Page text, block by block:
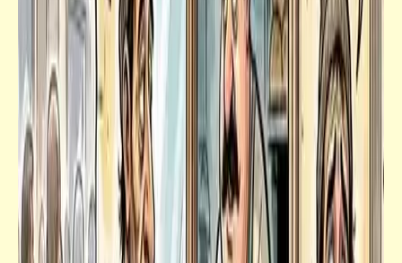
شعر
علم اللوع | صلاح جاهين